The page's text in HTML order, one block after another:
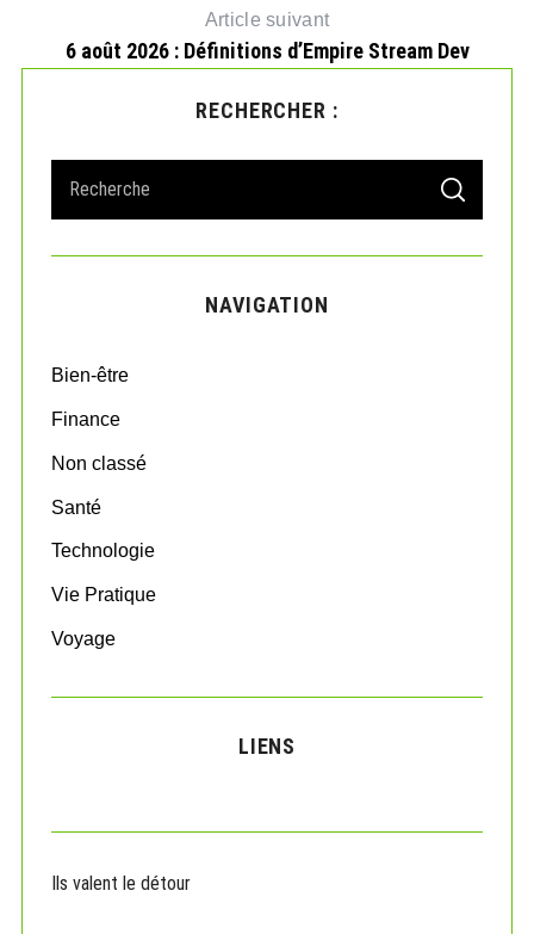
Article suivant
6 août 2026 : Définitions d’Empire Stream Dev
RECHERCHER :
a
r
o
:
S
A
C
NAVIGATION
Bien-être
Finance
Non classé
Santé
Technologie
Vie Pratique
Voyage
LIENS
Ils valent le détour